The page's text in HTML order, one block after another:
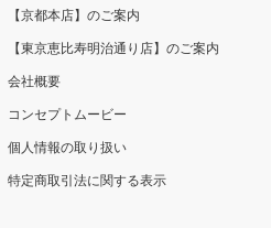
【京都本店】のご案内
【東京恵比寿明治通り店】のご案内
会社概要
コンセプトムービー
個人情報の取り扱い
特定商取引法に関する表示